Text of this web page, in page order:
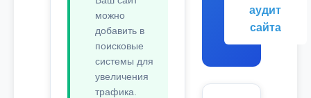
можно
добавить в
поисковые
системы для
увеличения
трафика.
аудит
сайта